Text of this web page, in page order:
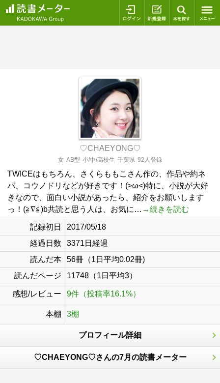
ログイン 新規登録
♡CHAEYONG♡
女 AB型 小/中/高校生 千葉県 92人登録
TWICEはもちろん、さくらももこさん作の、作品や約ネ
バ、コウノドリなどが好きです！(>ω<)特に、小説が大好
きなので、面白い小説があったら、紹介をお願いします
っ！(≧∇≦)b共読と思う人は、お気に… →続きを読む
記録初日
2017/05/18
経過日数
3371日経過
読んだ本
56冊（1日平均0.02冊)
読んだページ
11748（1日平均3）
感想/レビュー 9件（投稿率16.1%）
本棚 3棚
プロフィール詳細
♡CHAEYONG♡さんの7月の読書メーター